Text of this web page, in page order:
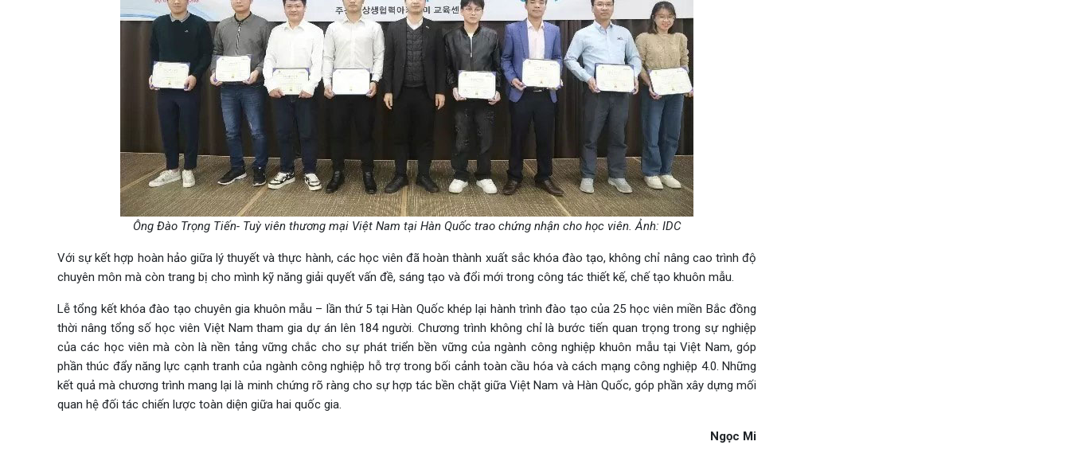
Ông Đào Trọng Tiến- Tuỳ viên thương mại Việt Nam tại Hàn Quốc trao chứng nhận cho học viên. Ảnh: IDC
Với sự kết hợp hoàn hảo giữa lý thuyết và thực hành, các học viên đã hoàn thành xuất sắc khóa đào tạo, không chỉ nâng cao trình độ
chuyên môn mà còn trang bị cho mình kỹ năng giải quyết vấn đề, sáng tạo và đổi mới trong công tác thiết kế, chế tạo khuôn mẫu.
Lễ tổng kết khóa đào tạo chuyên gia khuôn mẫu – lần thứ 5 tại Hàn Quốc khép lại hành trình đào tạo của 25 học viên miền Bắc đồng
thời nâng tổng số học viên Việt Nam tham gia dự án lên 184 người. Chương trình không chỉ là bước tiến quan trọng trong sự nghiệp
của các học viên mà còn là nền tảng vững chắc cho sự phát triển bền vững của ngành công nghiệp khuôn mẫu tại Việt Nam, góp
phần thúc đẩy năng lực cạnh tranh của ngành công nghiệp hỗ trợ trong bối cảnh toàn cầu hóa và cách mạng công nghiệp 4.0. Những
kết quả mà chương trình mang lại là minh chứng rõ ràng cho sự hợp tác bền chặt giữa Việt Nam và Hàn Quốc, góp phần xây dựng mối
quan hệ đối tác chiến lược toàn diện giữa hai quốc gia.
Ngọc Mi